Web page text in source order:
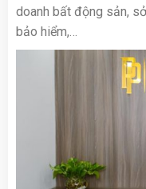
doanh bất động sản,
bảo hiểm,…